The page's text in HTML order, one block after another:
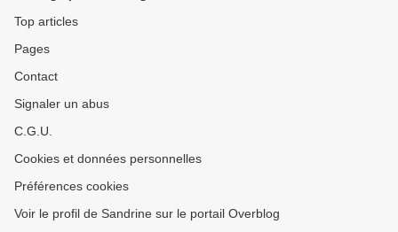
Top articles
Pages
Contact
Signaler un abus
C.G.U.
Cookies et données personnelles
Préférences cookies
Voir le profil de Sandrine sur le portail Overblog